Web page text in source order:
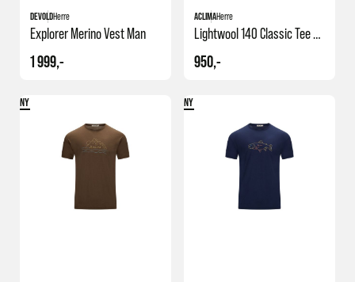
DEVOLDHerre
Explorer Merino Vest Man
1 999,-
ACLIMAHerre
Lightwool 140 Classic Tee Suns
950,-
NY NY